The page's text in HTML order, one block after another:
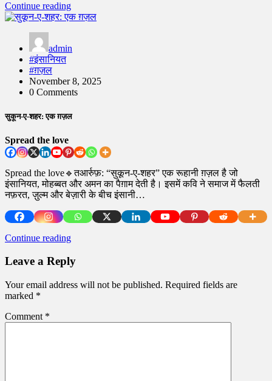
Continue reading
admin
#इंसानियत
#ग़ज़ल
November 8, 2025
0 Comments
सुकून-ए-शहर: एक ग़ज़ल
Spread the love
Spread the love🔹तआर्रुफ़: “सुकून-ए-शहर” एक रूहानी ग़ज़ल है जो
इंसानियत, मोहब्बत और अमन का पैग़ाम देती है। इसमें कवि ने समाज में फैलती
नफ़रत, ज़ुल्म और बेज़ारी के बीच इंसानी…
Continue reading
Leave a Reply
Your email address will not be published. Required fields are
marked *
Comment *